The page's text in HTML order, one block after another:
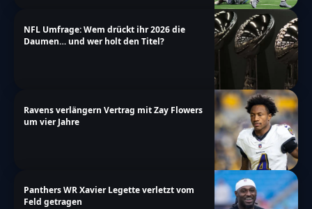
NFL Umfrage: Wem drückt ihr 2026 die
Daumen… und wer holt den Titel?
Ravens verlängern Vertrag mit Zay Flowers
um vier Jahre
Panthers WR Xavier Legette verletzt vom
Feld getragen